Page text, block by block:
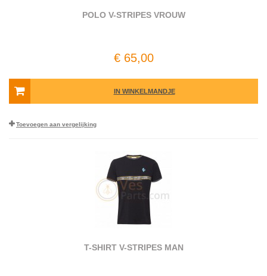
POLO V-STRIPES VROUW
€ 65,00
IN WINKELMANDJE
Toevoegen aan vergelijking
T-SHIRT V-STRIPES MAN